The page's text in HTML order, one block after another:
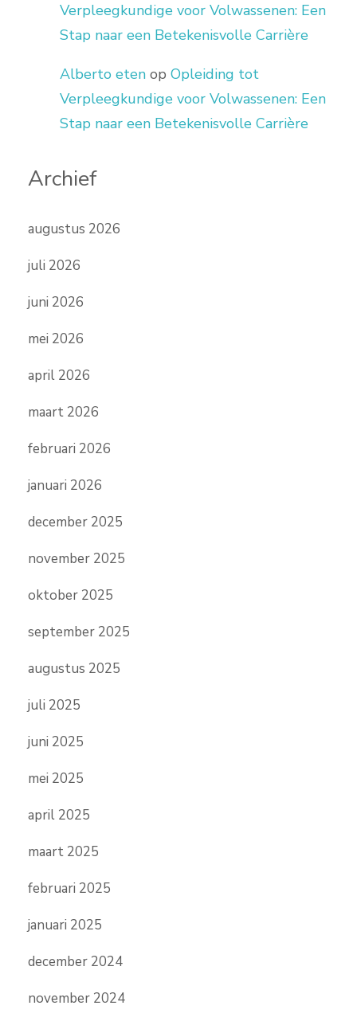
Verpleegkundige voor Volwassenen: Een
Stap naar een Betekenisvolle Carrière
Alberto eten op Opleiding tot
Verpleegkundige voor Volwassenen: Een
Stap naar een Betekenisvolle Carrière
Archief
augustus 2026
juli 2026
juni 2026
mei 2026
april 2026
maart 2026
februari 2026
januari 2026
december 2025
november 2025
oktober 2025
september 2025
augustus 2025
juli 2025
juni 2025
mei 2025
april 2025
maart 2025
februari 2025
januari 2025
december 2024
november 2024